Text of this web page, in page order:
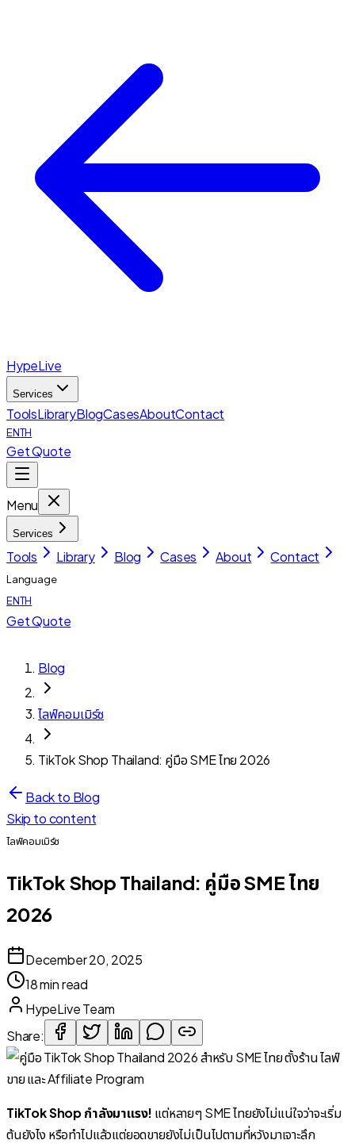
HypeLive
Services
ToolsLibraryBlogCasesAboutContact
ENTH
Get Quote
Menu
Services
Tools Library Blog Cases About Contact
Language
ENTH
Get Quote
Blog
ไลฟ์คอมเมิร์ซ
TikTok Shop Thailand: คู่มือ SME ไทย 2026
Back to Blog
Skip to content
ไลฟ์คอมเมิร์ซ
TikTok Shop Thailand: คู่มือ SME ไทย
2026
December 20, 2025
18 min read
HypeLive Team
Share:
TikTok Shop กำลังมาแรง! แต่หลายๆ SME ไทยยังไม่แน่ใจว่าจะเริ่ม
ต้นยังไง หรือทำไปแล้วแต่ยอดขายยังไม่เป็นไปตามที่หวังมาเจาะลึก